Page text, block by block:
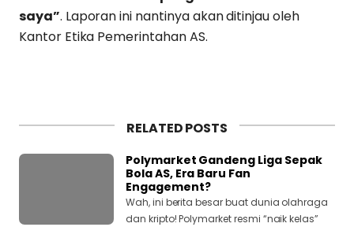
saya”. Laporan ini nantinya akan ditinjau oleh
Kantor Etika Pemerintahan AS.
RELATED POSTS
Polymarket Gandeng Liga Sepak
Bola AS, Era Baru Fan
Engagement?
Wah, ini berita besar buat dunia olahraga
dan kripto! Polymarket resmi “naik kelas”